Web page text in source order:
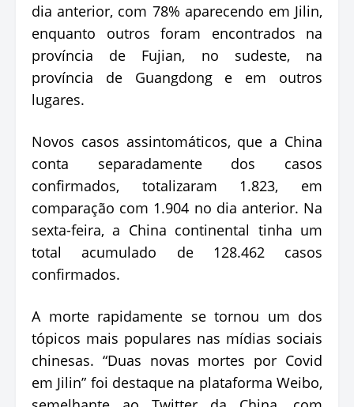
dia anterior, com 78% aparecendo em Jilin,
enquanto outros foram encontrados na
província de Fujian, no sudeste, na
província de Guangdong e em outros
lugares.
Novos casos assintomáticos, que a China
conta separadamente dos casos
confirmados, totalizaram 1.823, em
comparação com 1.904 no dia anterior. Na
sexta-feira, a China continental tinha um
total acumulado de 128.462 casos
confirmados.
A morte rapidamente se tornou um dos
tópicos mais populares nas mídias sociais
chinesas. “Duas novas mortes por Covid
em Jilin” foi destaque na plataforma Weibo,